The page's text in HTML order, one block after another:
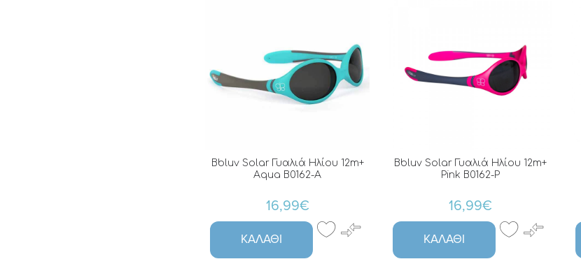
Bbluv Solar Γυαλιά Ηλίου 12m+
Aqua B0162-A
16,99€
ΚΑΛΆΘΙ
Bbluv Solar Γυαλιά Ηλίου 12m+
Pink B0162-P
16,99€
ΚΑΛΆΘΙ